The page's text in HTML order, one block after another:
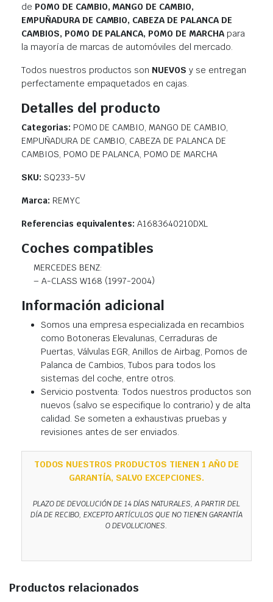
de POMO DE CAMBIO, MANGO DE CAMBIO,
EMPUÑADURA DE CAMBIO, CABEZA DE PALANCA DE
CAMBIOS, POMO DE PALANCA, POMO DE MARCHApara
la mayoría de marcas de automóviles del mercado.
Todos nuestros productos son NUEVOS y se entregan
perfectamente empaquetados en cajas.
Detalles del producto
Categorias: POMO DE CAMBIO, MANGO DE CAMBIO,
EMPUÑADURA DE CAMBIO, CABEZA DE PALANCA DE
CAMBIOS, POMO DE PALANCA, POMO DE MARCHA
SKU: SQ233-5V
Marca: REMYC
Referencias equivalentes:A1683640210DXL
Coches compatibles
MERCEDES BENZ:
– A-CLASS W168 (1997-2004)
Información adicional
Somos una empresa especializada en recambios
como Botoneras Elevalunas, Cerraduras de
Puertas, Válvulas EGR, Anillos de Airbag, Pomos de
Palanca de Cambios, Tubos para todos los
sistemas del coche, entre otros.
Servicio postventa: Todos nuestros productos son
nuevos (salvo se especifique lo contrario) y de alta
calidad. Se someten a exhaustivas pruebas y
revisiones antes de ser enviados.
TODOS NUESTROS PRODUCTOS TIENEN 1 AÑO DE
GARANTÍA, SALVO EXCEPCIONES.
PLAZO DE DEVOLUCIÓN DE 14 DÍAS NATURALES, A PARTIR DEL
DÍA DE RECIBO, EXCEPTO ARTÍCULOS QUE NO TIENEN GARANTÍA
O DEVOLUCIONES.
Productos relacionados